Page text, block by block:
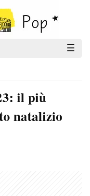
☰
il più
natalizio